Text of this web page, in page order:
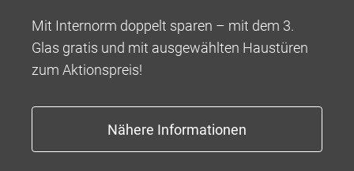
Ihnen ist Individualität besonders wichtig? Bei
größte Farbauswahl.
Mit Internorm doppelt sparen – mit dem 3.
Glas gratis und mit ausgewählten Haustüren
zum Aktionspreis!